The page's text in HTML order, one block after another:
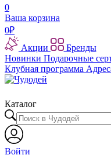
0
Ваша корзина
0₽
Акции
Бренды
Новинки Подарочные
Клубная программа
Каталог
Войти